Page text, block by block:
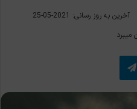
آخرین به روز رسانی: 2021-05-25
تلگرام